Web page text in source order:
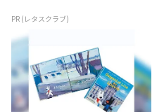
PR (レタスクラブ)